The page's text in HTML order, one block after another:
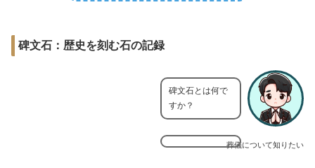
碑文石：歴史を刻む石の記録
葬儀について知りたい
碑文石とは何で
すか？